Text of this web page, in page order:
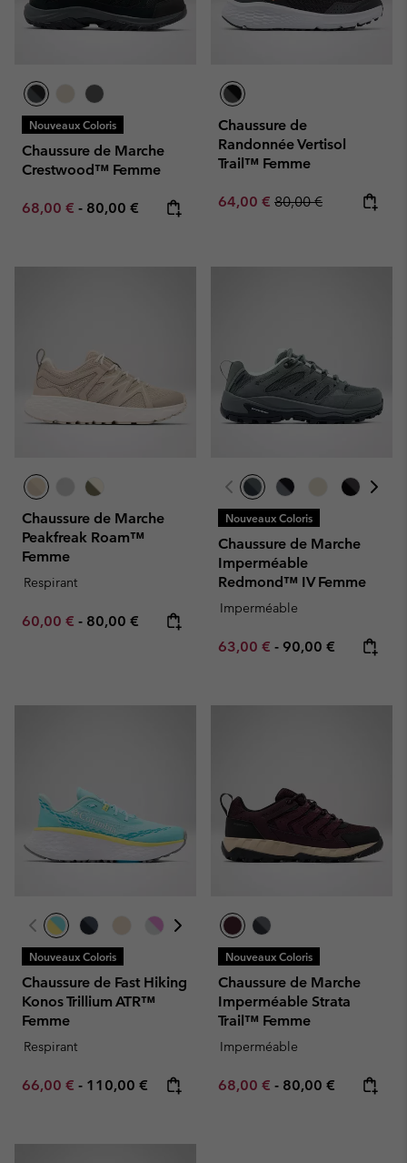
Nouveaux Coloris
Chaussure de Marche
Crestwood™ Femme
Minimum sale price:
68,00 € - Maximum price:
80,00 €
Chaussure de
Randonnée Vertisol
Trail™ Femme
Sale price:
64,00 € Regular price:
80,00 €
Chaussure de Marche
Peakfreak Roam™
Femme
Respirant
Minimum sale price:
60,00 € - Maximum price:
80,00 €
Nouveaux Coloris
Chaussure de Marche
Imperméable
Redmond™ IV Femme
Imperméable
Minimum sale price:
63,00 € - Maximum price:
90,00 €
Nouveaux Coloris
Chaussure de Fast Hiking
Konos Trillium ATR™
Femme
Respirant
Minimum sale price:
66,00 € - Maximum price:
110,00 €
Nouveaux Coloris
Chaussure de Marche
Imperméable Strata
Trail™ Femme
Imperméable
Minimum sale price:
68,00 € - Maximum price:
80,00 €